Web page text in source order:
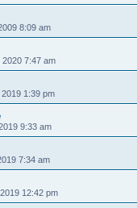
8:09 am
2020 7:47 am
1:39 pm
9:33 am
7:34 am
12:42 pm